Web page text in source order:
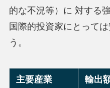
的な不況等）に 対する
国際的投資家にとって
う。
主要産業
輸出